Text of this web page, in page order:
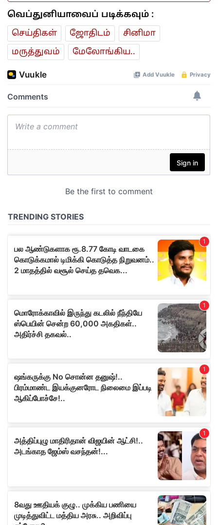
வெப்துனியாவைப் படிக்கவும் :
செய்திகள் ஜோ‌திட‌ம்
சினிமா
மரு‌த்துவ‌ம்
மேலோங்கிய..